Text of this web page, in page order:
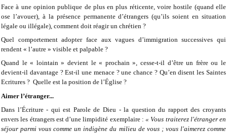
Face à une opinion publique de plus en plus réticente, voire hostile (quand elle
ose l’avouer), à la présence permanente d’étrangers (qu’ils soient en situation
légale ou illégale), comment doit réagir un chrétien ?
Quel comportement adopter face aux vagues d’immigration successives qui
rendent « l’autre » visible et palpable ?
Quand le « lointain » devient le « prochain », cesse-t-il d’être un frère ou le
devient-il davantage ? Est-il une menace ? une chance ? Qu’en disent les Saintes
Ecritures ? Quelle est la position de l’Église ?
Aimer l’étranger...
Dans l’Écriture - qui est Parole de Dieu - la question du rapport des croyants
envers les étrangers est d’une limpidité exemplaire : « Vous traiterez l'étranger en
séjour parmi vous comme un indigène du milieu de vous ; vous l'aimerez comme